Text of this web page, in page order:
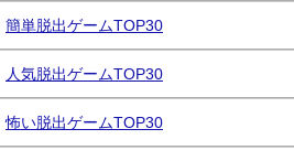
簡単脱出ゲームTOP30
人気脱出ゲームTOP30
怖い脱出ゲームTOP30